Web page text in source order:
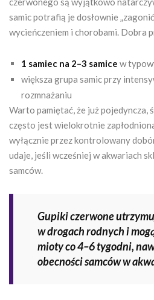
samic potrafią je dosłownie
wycieńczeniem i chorobami. Dobra
1 samiec na 2–3 samice w
większa grupa samic przy
rozmnażaniu
Warto pamiętać, że już pojedyncza,
często jest wielokrotnie
wyłącznie przez kontrolowany
udaje, jeśli wcześniej w akwariach
samców.
Gupiki czerwone
w drogach rodnych i
mioty co 4–6 tygodni,
obecności samców w